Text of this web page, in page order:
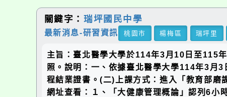
關鍵字： 瑞坪國民中學
最新消息-研習資訊 桃園市 楊梅區 瑞坪里
主旨：臺北醫學大學於114年3月10日至115
照。說明：一、依據臺北醫學大學114年3月
程結業證書。(二)上課方式：進入「教育部
網址查看：１、「大健康管理概論」認列6